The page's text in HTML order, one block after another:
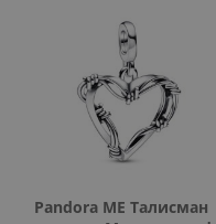
Pandora ME Талисман